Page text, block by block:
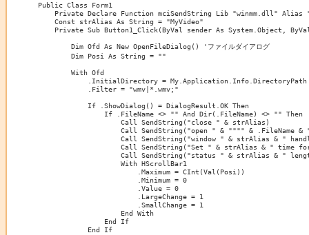
Public Class Form1
Private Declare Function mciSendString Lib "winmm.dll"
    Const strAlias As String = "MyVideo"
Private Sub Button1_Click(ByVal sender As System.Object,
        Dim Ofd As New OpenFileDialog() 'ファイルダイアログ
        Dim Posi As String = ""
        With Ofd
            .InitialDirectory = My.Application.Info.DirectoryPath
            .Filter = "wmv|*.wmv;"
            If .ShowDialog() = DialogResult.OK Then
                If .FileName <> "" And Dir(.FileName) <> "" Then
                    Call SendString("close " & strAlias)
Call SendString("open " & """" & .FileName &
Call SendString("window " & strAlias & "
Call SendString("Set " & strAlias & " time
Call SendString("status " & strAlias & "
                    With HScrollBar1
                        .Maximum = CInt(Val(Posi))
                        .Minimum = 0
                        .Value = 0
                        .LargeChange = 1
                        .SmallChange = 1
                    End With
                End If
            End If